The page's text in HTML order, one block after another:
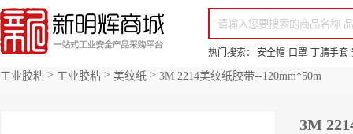
你好，欢迎来到新明辉！ 请登录
免费注册
专属服务 超低折扣价
热门搜索：
安全帽 口罩 丁腈手套
全部商品分类 场景采购 品
工业胶粘 > 工业胶粘 > 美纹纸 > 3M 2214美纹纸胶带--120mm*50m
3M